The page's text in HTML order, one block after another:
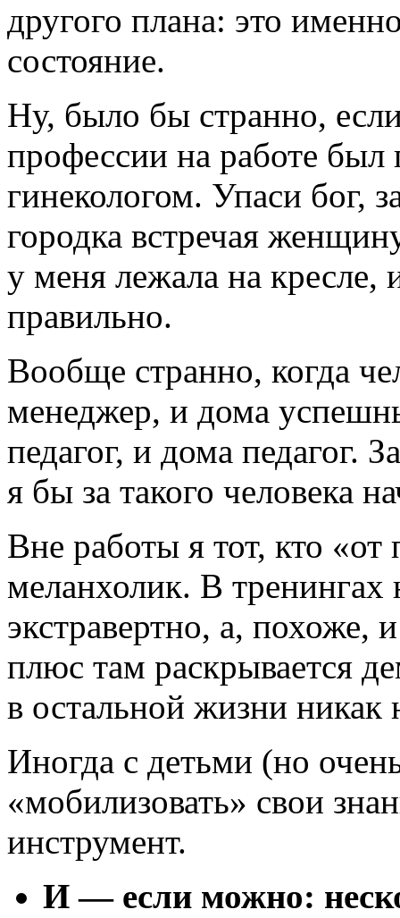
другого плана: это
состояние.
Ну, было бы странно,
профессии на работе
гинекологом. Упаси бог,
городка встречая
у меня лежала на
правильно.
Вообще странно, когда
менеджер, и дома
педагог, и дома педагог.
я бы за такого человека
Вне работы я тот, кто
меланхолик. В тренингах
экстравертно, а, похоже,
плюс там раскрывается
в остальной жизни никак
Иногда с детьми (но
«мобилизовать» свои
инструмент.
И — если можно: